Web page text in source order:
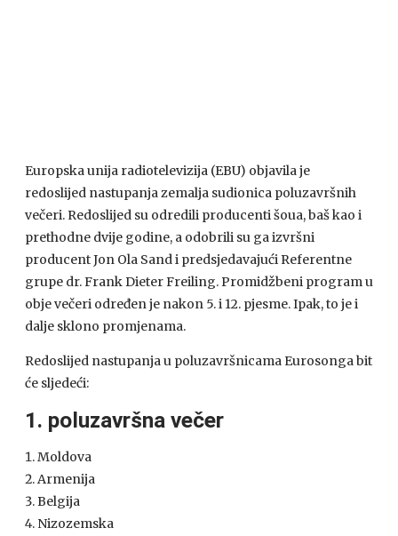
Europska unija radiotelevizija (EBU) objavila je
redoslijed nastupanja zemalja sudionica poluzavršnih
večeri. Redoslijed su odredili producenti šoua, baš kao i
prethodne dvije godine, a odobrili su ga izvršni
producent Jon Ola Sand i predsjedavajući Referentne
grupe dr. Frank Dieter Freiling. Promidžbeni program u
obje večeri određen je nakon 5. i 12. pjesme. Ipak, to je i
dalje sklono promjenama.
Redoslijed nastupanja u poluzavršnicama Eurosonga bit
će sljedeći:
1. poluzavršna večer
Moldova
Armenija
Belgija
Nizozemska